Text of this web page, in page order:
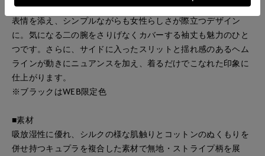
す。上品な印象のバンドカラーに、襟ぐりのギャザーが程よい
表情を添え、シンプルながらも女性らしさが際立つデザイン
に。気になる二の腕をさりげなくカバーする袖丈も魅力のひと
つです。さらに、サイドに入ったスリットと揺れ感のあるヘム
ラインが動きにニュアンスを加え、着るだけでこなれた印象に
仕上がります。
※ブラックはWEB限定色
■素材
吸放湿性に優れ、シルクの様な肌触りとコットンのぬくもりを
併せ持つキュプラを複合した素材で無地・ストライプ柄を展